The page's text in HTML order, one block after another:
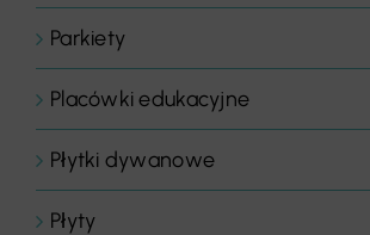
Parkiety
Placówki edukacyjne
Płytki dywanowe
Płyty